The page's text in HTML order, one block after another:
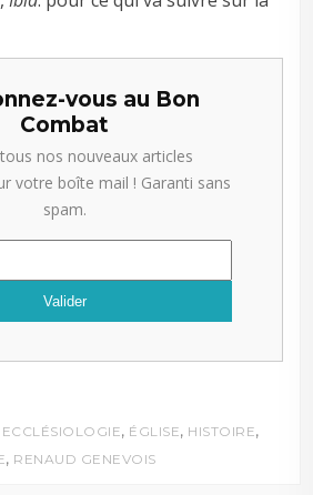
vous au Bon
Combat
nos nouveaux articles
votre boîte mail ! Garanti sans
spam.
ECCLÉSIOLOGIE, ÉGLISE, HISTOIRE,
, RENAUD GENEVOIS